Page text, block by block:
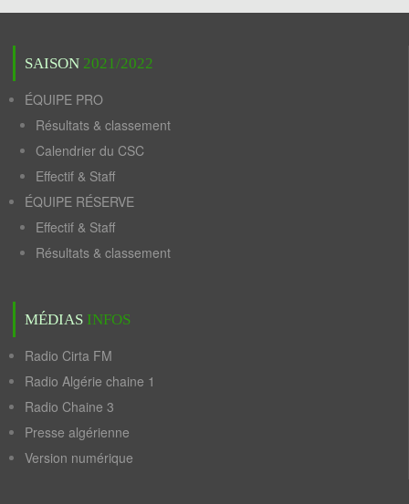
SAISON 2021/2022
ÉQUIPE PRO
Résultats & classement
Calendrier du CSC
Effectif & Staff
ÉQUIPE RÉSERVE
Effectif & Staff
Résultats & classement
MÉDIAS INFOS
Radio Cirta FM
Radio Algérie chaine 1
Radio Chaine 3
Presse algérienne
Version numérique